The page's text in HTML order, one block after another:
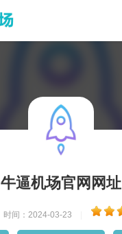
牛逼机场官网网址
时间：2024-03-23